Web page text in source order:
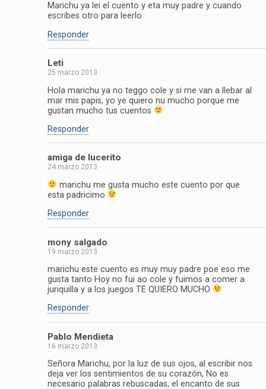
Marichu ya lei el cuento y eta muy padre y cuando
escribes otro para leerlo
Responder
Leti
25 marzo 2013
Hola marichu ya no teggo cole y si me van a llebar al
mar mis papis, yo ye quiero nu mucho porque me
gustan mucho tus cuentos
Responder
amiga de lucerito
24 marzo 2013
marichu me gusta mucho este cuento por que
esta padricimo
Responder
mony salgado
19 marzo 2013
marichu este cuento es muy muy padre poe eso me
gusta tanto Hoy no fui ao cole y fuimos a comer a
juriquilla y a los juegos TE QUIERO MUCHO
Responder
Pablo Mendieta
16 marzo 2013
Señora Marichu, por la luz de sus ojos, al escribir nos
deja ver los sentimientos de su corazón, No es
necesario palabras rebuscadas, el encanto de sus